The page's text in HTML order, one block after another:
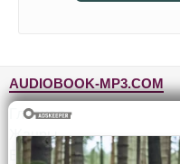
AUDIOBOOK-MP3.COM
Главная
Жанры
Блог